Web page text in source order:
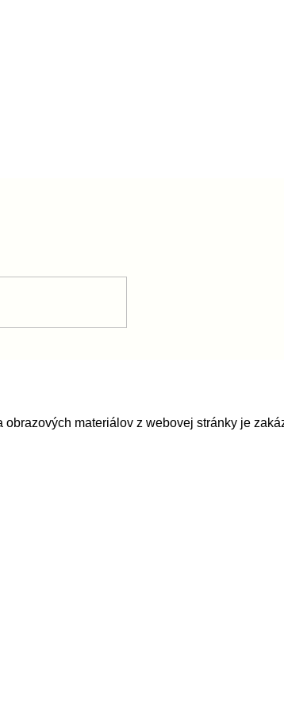
materiálov z webovej stránky je